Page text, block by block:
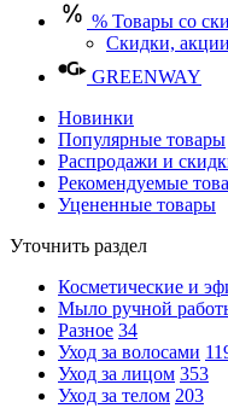
% Товары со
Скидки, акции
GREENWAY
Новинки
Популярные товары
Распродажи и
Рекомендуемые
Уцененные товары
Уточнить раздел
Косметические и
Мыло ручной
Разное 34
Уход за волосами
Уход за лицом 353
Уход за телом 203